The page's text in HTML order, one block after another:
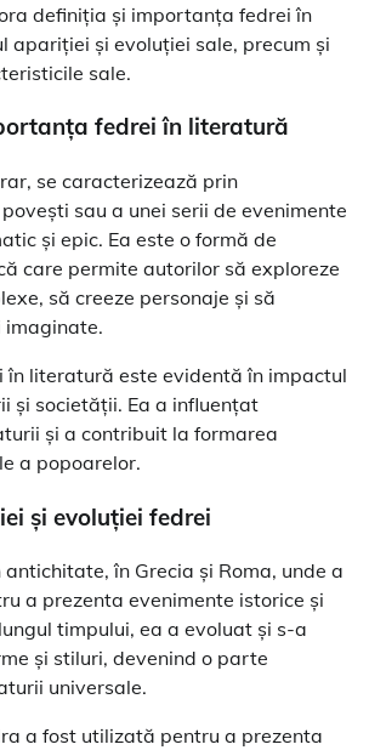
definiția și importanța fedrei în
apariției și evoluției sale, precum și
sale.
fedrei în literatură
se caracterizează prin
sau a unei serii de evenimente
și epic. Ea este o formă de
care permite autorilor să exploreze
să creeze personaje și să
imaginate.
în literatură este evidentă în impactul
și societății. Ea a influențat
și a contribuit la formarea
a popoarelor.
și evoluției fedrei
în Grecia și Roma, unde a
a prezenta evenimente istorice și
timpului, ea a evoluat și s-a
și stiluri, devenind o parte
universale.
a fost utilizată pentru a prezenta